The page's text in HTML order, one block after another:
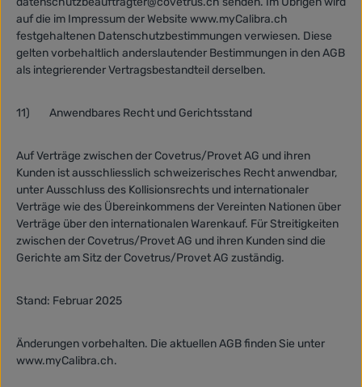
auf die im Impressum der Website www.myCalibra.ch
festgehaltenen Datenschutzbestimmungen verwiesen. Diese
gelten vorbehaltlich anderslautender Bestimmungen in den AGB
als integrierender Vertragsbestandteil derselben.
11) Anwendbares Recht und Gerichtsstand
Auf Verträge zwischen der Covetrus/Provet AG und ihren
Kunden ist ausschliesslich schweizerisches Recht anwendbar,
unter Ausschluss des Kollisionsrechts und internationaler
Verträge wie des Übereinkommens der Vereinten Nationen über
Verträge über den internationalen Warenkauf. Für Streitigkeiten
zwischen der Covetrus/Provet AG und ihren Kunden sind die
Gerichte am Sitz der Covetrus/Provet AG zuständig.
Stand: Februar 2025
Änderungen vorbehalten. Die aktuellen AGB finden Sie unter
www.myCalibra.ch.